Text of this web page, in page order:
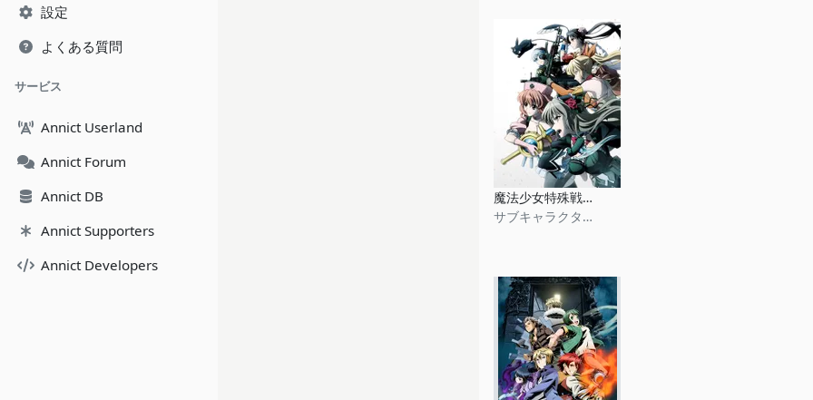
設定
よくある質問
サービス
Annict Userland
Annict Forum
Annict DB
Annict Supporters
Annict Developers
魔法少女特殊戦あすか
サブキャラクターデザイン